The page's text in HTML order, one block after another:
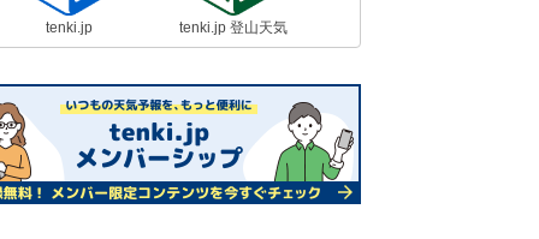
tenki.jp tenki.jp 登山天気